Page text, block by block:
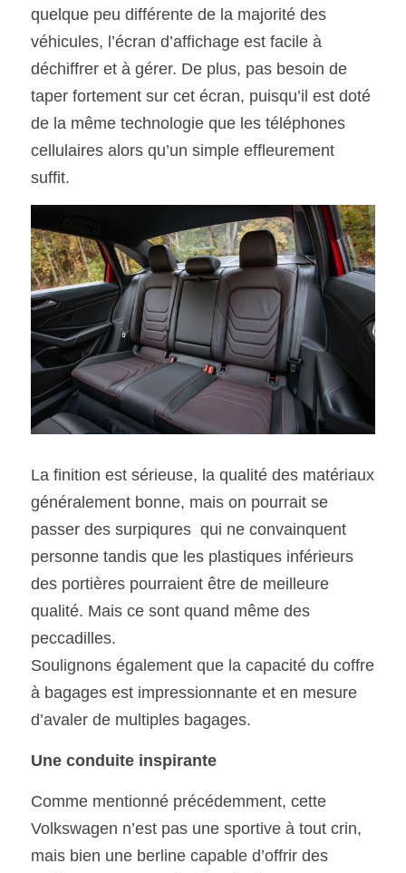
quelque peu différente de la majorité des
véhicules, l’écran d’affichage est facile à
déchiffrer et à gérer. De plus, pas besoin de
taper fortement sur cet écran, puisqu’il est doté
de la même technologie que les téléphones
cellulaires alors qu’un simple effleurement
suffit.
La finition est sérieuse, la qualité des matériaux
généralement bonne, mais on pourrait se
passer des surpiqures  qui ne convainquent
personne tandis que les plastiques inférieurs
des portières pourraient être de meilleure
qualité. Mais ce sont quand même des
peccadilles.
Soulignons également que la capacité du coffre
à bagages est impressionnante et en mesure
d’avaler de multiples bagages.
Une conduite inspirante
Comme mentionné précédemment, cette
Volkswagen n’est pas une sportive à tout crin,
mais bien une berline capable d’offrir des